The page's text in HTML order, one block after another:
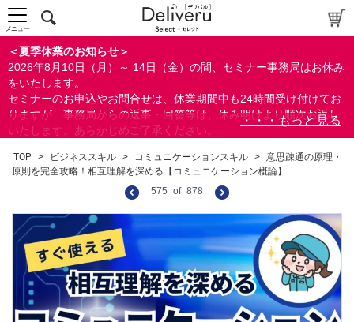
＜夏季休業のお知らせ＞
2026年8月10日（月）～ 14日（金）の間、セミナー事務局はお休み
をいたします。
セミナーのお申込やお問合せは、休業期間中も24時間受け付けてお
りますが、事務局からの返事・回答等は、休み明けより順次お返し
いたします。あらかじめご了承ください。
ができます。
メニュー
TOP > ビジネススキル > コミュニケーションスキル > 意思疎通の原理・
原則を完全攻略！相互理解を深める【コミュニケーション概論】
575 of 878